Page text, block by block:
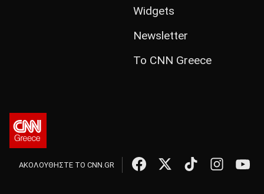
Widgets
Newsletter
Το CNN Greece
ΑΚΟΛΟΥΘΗΣΤΕ ΤΟ CNN.GR